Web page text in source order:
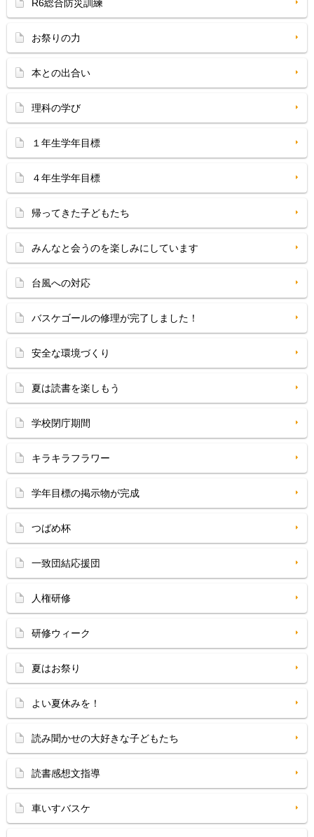
R6総合防災訓練
お祭りの力
本との出合い
理科の学び
１年生学年目標
４年生学年目標
帰ってきた子どもたち
みんなと会うのを楽しみにしています
台風への対応
バスケゴールの修理が完了しました！
安全な環境づくり
夏は読書を楽しもう
学校閉庁期間
キラキラフラワー
学年目標の掲示物が完成
つばめ杯
一致団結応援団
人権研修
研修ウィーク
夏はお祭り
よい夏休みを！
読み聞かせの大好きな子どもたち
読書感想文指導
車いすバスケ